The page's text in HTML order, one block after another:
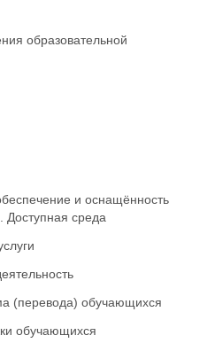
образовательной
и оснащённость
Доступная среда
(перевода) обучающихся
обучающихся